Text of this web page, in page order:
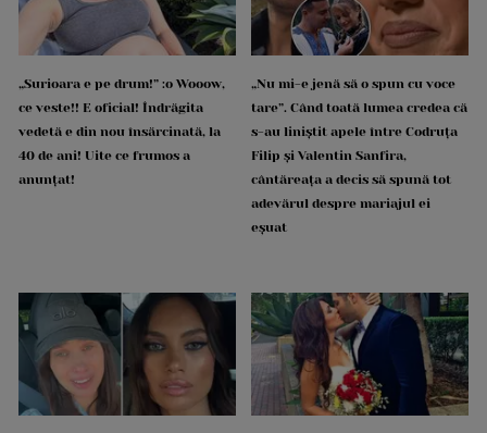
„Surioara e pe drum!” :o Wooow,
ce veste!! E oficial! Îndrăgita
vedetă e din nou însărcinată, la
40 de ani! Uite ce frumos a
anunțat!
„Nu mi-e jenă să o spun cu voce
tare”. Când toată lumea credea că
s-au liniștit apele între Codruța
Filip și Valentin Sanfira,
cântăreața a decis să spună tot
adevărul despre mariajul ei
eșuat